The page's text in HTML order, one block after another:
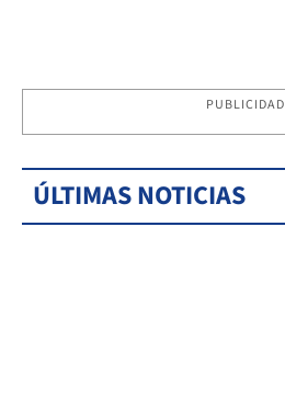
PUBLICIDAD
ÚLTIMAS NOTICIAS